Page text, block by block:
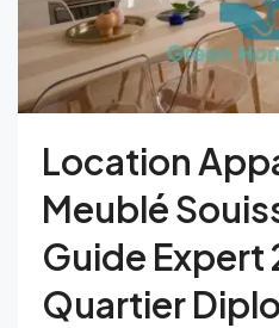
Location
Meublé
Guide Expert
Quartier